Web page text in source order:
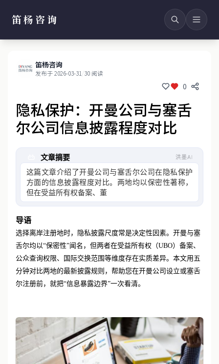
笛杨咨询
笛杨咨询
发布于 2026-03-31/30 阅读
0
隐私保护：开曼公司与塞舌
尔公司信息披露程度对比
文章摘要 洪墨AI
这篇文章介绍了开曼公司与塞舌尔公司在隐私保护
方面的信息披露程度对比。两地均以保密性著称，
但在受益所有权备案、董事与股东信息公开、
导语
选择离岸注册地时，隐私披露尺度常是决定性因素。开曼与塞
舌尔均以“保密性”闻名，但两者在受益所有权（UBO）备案、
公众查询权限、国际交换范围等维度存在实质差异。本文用五
分钟对比两地的最新披露规则，帮助您在开曼公司设立或塞舌
尔注册前，就把“信息暴露边界”一次看清。